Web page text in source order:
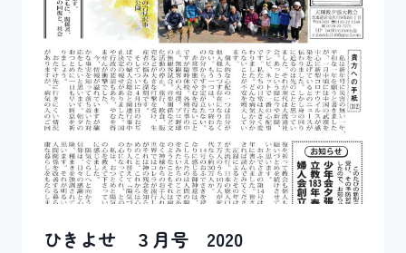
ひきよせ ３月号 2020